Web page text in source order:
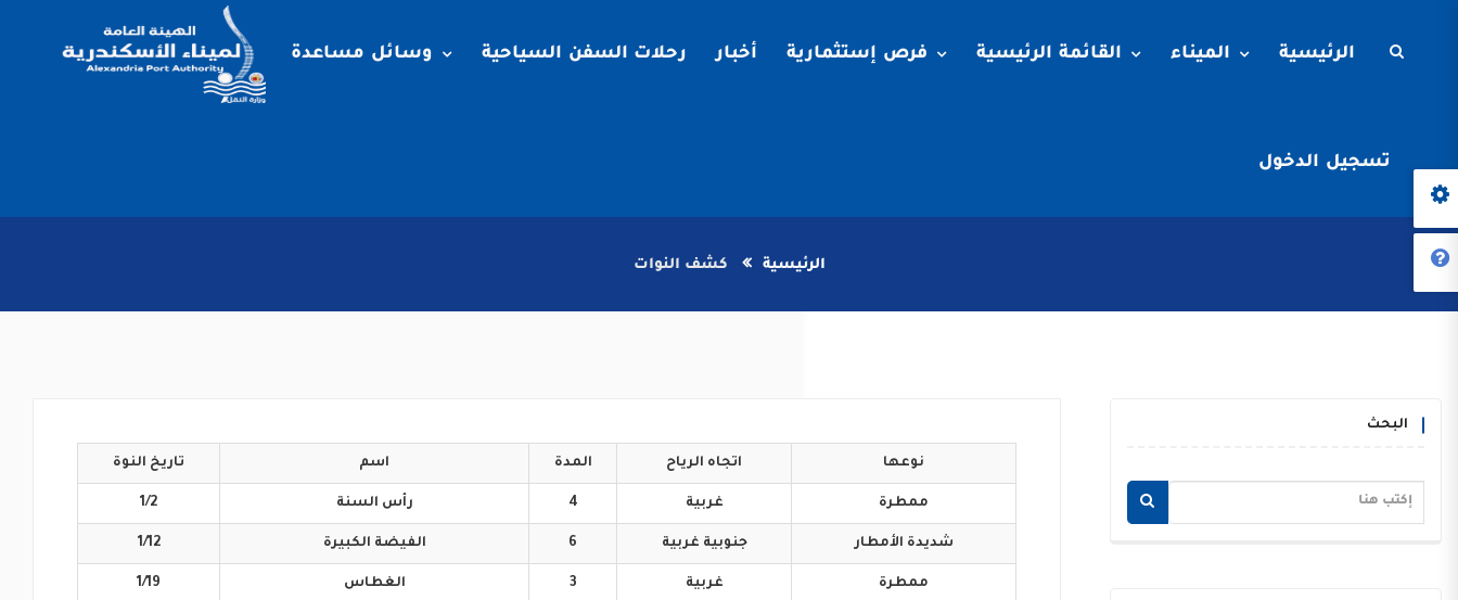
الرئيسية الميناء القائمة الرئيسية فرص إستثمارية أخبار رحلات السفن السياحية وسائل مساعدة
تسجيل الدخول
الرئيسية كشف النوات
البحث
نوعها اتجاه الرياح المدة اسم تاريخ النوة
ممطرة غربية 4 رأس السنة 1/2
شديدة الأمطار جنوبية غربية 6 الفيضة الكبيرة 1/12
ممطرة غربية 3 الغطاس 1/19